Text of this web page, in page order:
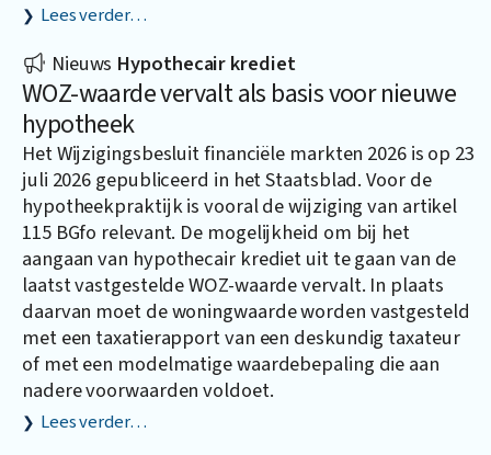
Lees verder…
Nieuws Hypothecair krediet
WOZ-waarde vervalt als basis voor nieuwe
hypotheek
Het Wijzigingsbesluit financiële markten 2026 is op 23
juli 2026 gepubliceerd in het Staatsblad. Voor de
hypotheekpraktijk is vooral de wijziging van artikel
115 BGfo relevant. De mogelijkheid om bij het
aangaan van hypothecair krediet uit te gaan van de
laatst vastgestelde WOZ-waarde vervalt. In plaats
daarvan moet de woningwaarde worden vastgesteld
met een taxatierapport van een deskundig taxateur
of met een modelmatige waardebepaling die aan
nadere voorwaarden voldoet.
Lees verder…